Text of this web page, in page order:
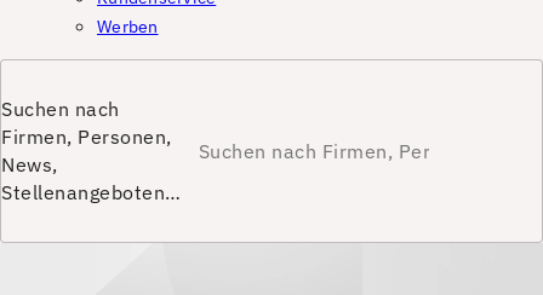
Werben
Suchen nach
Firmen, Personen,
News,
Stellenangeboten…